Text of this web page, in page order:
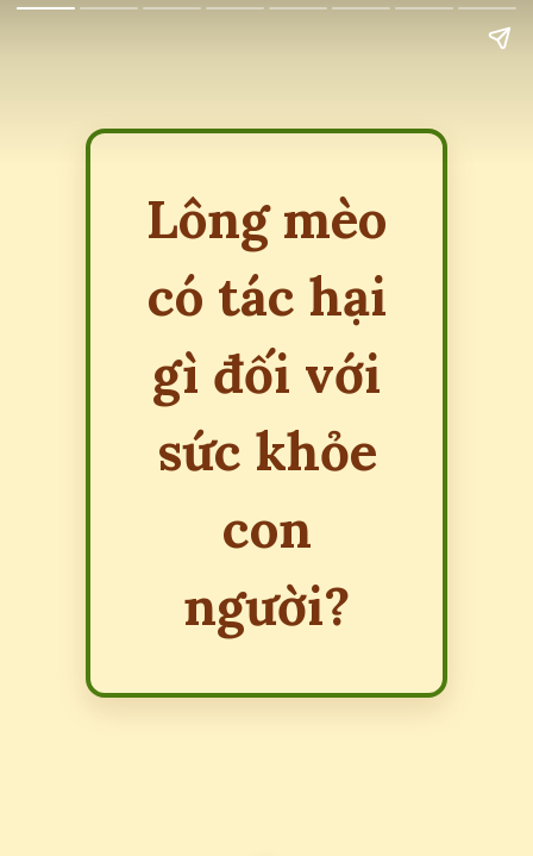
Lông mèo
có tác hại
gì đối với
sức khỏe
con
người?